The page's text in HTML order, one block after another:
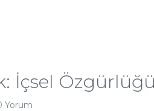
İçsel
Yorum